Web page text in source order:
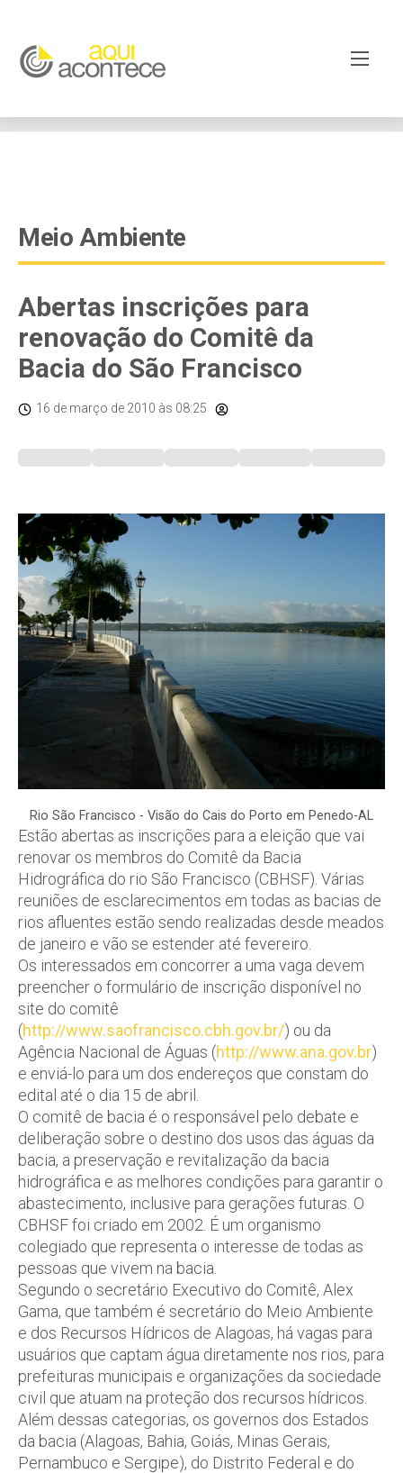
googleb82de9a22cec23e8.html
Meio Ambiente
Abertas inscrições para
renovação do Comitê da
Bacia do São Francisco
16 de março de 2010 às 08:25
Rio São Francisco - Visão do Cais do Porto em Penedo-AL
Estão abertas as inscrições para a eleição que vai
renovar os membros do Comitê da Bacia
Hidrográfica do rio São Francisco (CBHSF). Várias
reuniões de esclarecimentos em todas as bacias de
rios afluentes estão sendo realizadas desde meados
de janeiro e vão se estender até fevereiro.
Os interessados em concorrer a uma vaga devem
preencher o formulário de inscrição disponível no
site do comitê
(http://www.saofrancisco.cbh.gov.br/) ou da
Agência Nacional de Águas (http://www.ana.gov.br)
e enviá-lo para um dos endereços que constam do
edital até o dia 15 de abril.
O comitê de bacia é o responsável pelo debate e
deliberação sobre o destino dos usos das águas da
bacia, a preservação e revitalização da bacia
hidrográfica e as melhores condições para garantir o
abastecimento, inclusive para gerações futuras. O
CBHSF foi criado em 2002. É um organismo
colegiado que representa o interesse de todas as
pessoas que vivem na bacia.
Segundo o secretário Executivo do Comitê, Alex
Gama, que também é secretário do Meio Ambiente
e dos Recursos Hídricos de Alagoas, há vagas para
usuários que captam água diretamente nos rios, para
prefeituras municipais e organizações da sociedade
civil que atuam na proteção dos recursos hídricos.
Além dessas categorias, os governos dos Estados
da bacia (Alagoas, Bahia, Goiás, Minas Gerais,
Pernambuco e Sergipe), do Distrito Federal e do